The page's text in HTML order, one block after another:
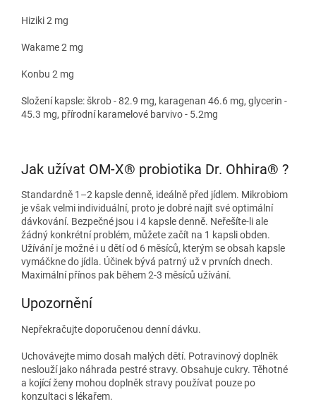
Hiziki 2 mg
Wakame 2 mg
Konbu 2 mg
Složení kapsle: škrob - 82.9 mg, karagenan 46.6 mg, glycerin -
45.3 mg, přírodní karamelové barvivo - 5.2mg
Jak užívat OM-X® probiotika Dr. Ohhira® ?
Standardně 1–2 kapsle denně, ideálně před jídlem. Mikrobiom
je však velmi individuální, proto je dobré najít své optimální
dávkování. Bezpečné jsou i 4 kapsle denně. Neřešíte-li ale
žádný konkrétní problém, můžete začít na 1 kapsli obden.
Užívání je možné i u dětí od 6 měsíců, kterým se obsah kapsle
vymáčkne do jídla. Účinek bývá patrný už v prvních dnech.
Maximální přínos pak během 2-3 měsíců užívání.
Upozornění
Nepřekračujte doporučenou denní dávku.
Uchovávejte mimo dosah malých dětí. Potravinový doplněk
neslouží jako náhrada pestré stravy. Obsahuje cukry. Těhotné
a kojící ženy mohou doplněk stravy používat pouze po
konzultaci s lékařem.